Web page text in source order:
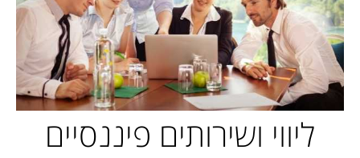
ליווי ושירותים פיננסיים